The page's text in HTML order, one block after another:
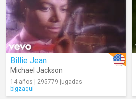
Billie Jean
Michael Jackson
14 años | 295779 jugadas
bigzaqui